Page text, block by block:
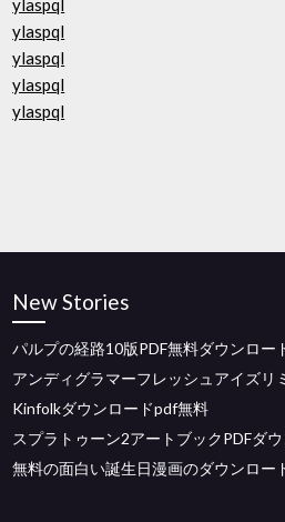
ylaspql
ylaspql
ylaspql
ylaspql
ylaspql
New Stories
パルプの経路10版PDF無料ダウンロー
アンディグラマーフレッシュアイズリ
Kinfolkダウンロードpdf無料
スプラトゥーン2アートブックPDFダ
無料の面白い誕生日漫画のダウンロー